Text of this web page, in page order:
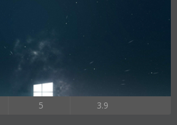
5 3.9